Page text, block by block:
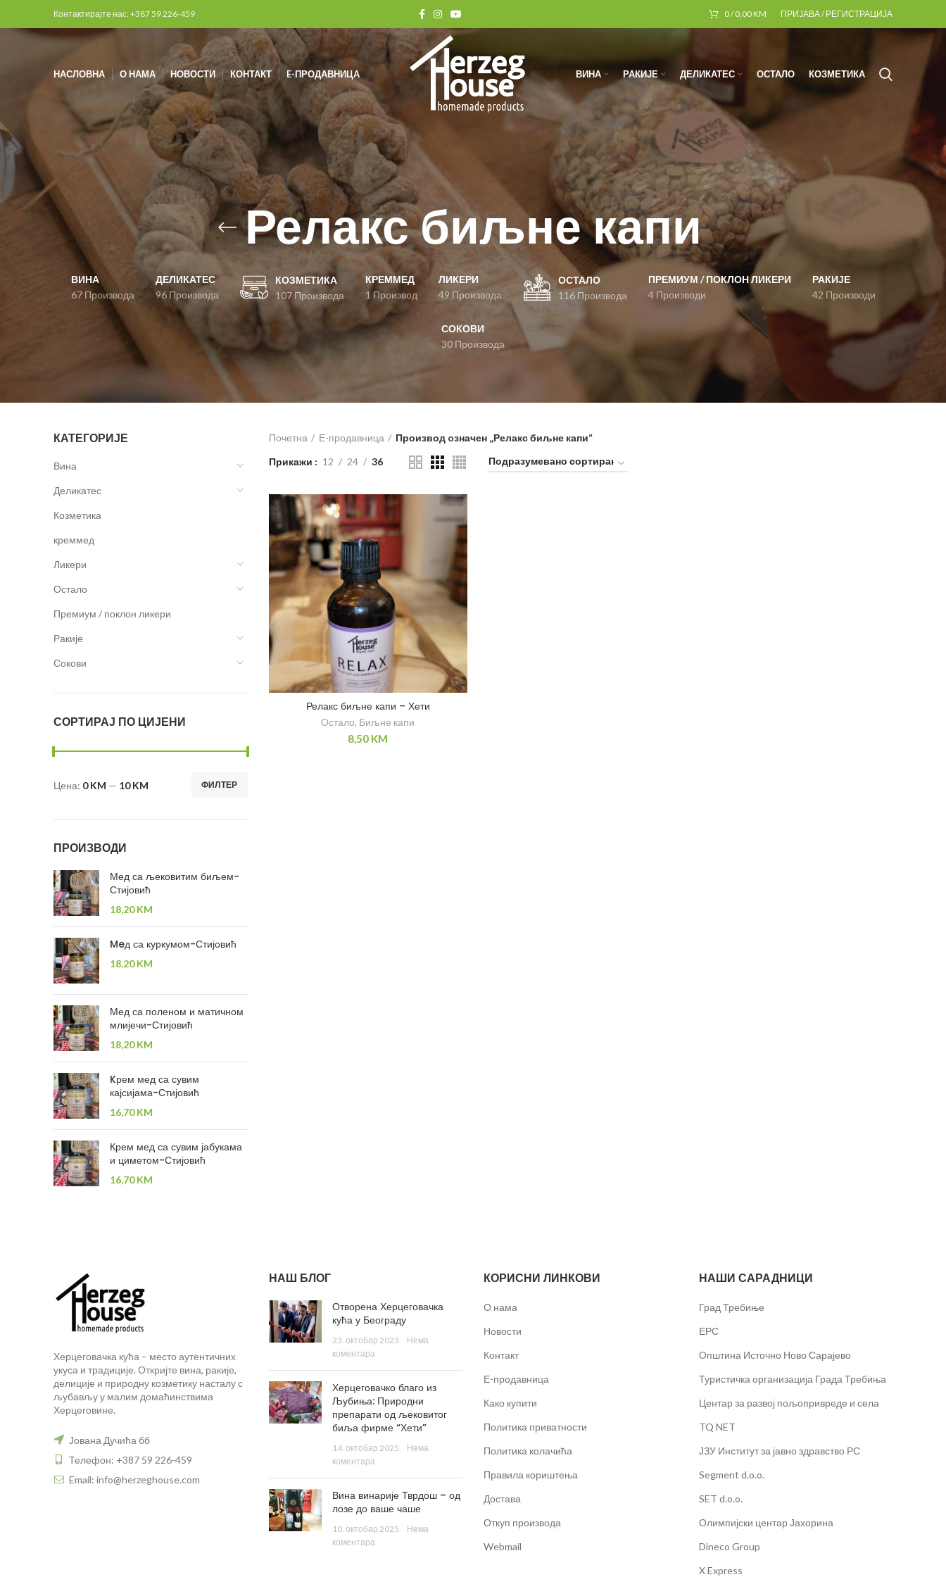
Контактирајте нас: +387 59 226-459 0/ 0,00KM ПРИЈАВА / РЕГИСТРАЦИЈА
НАСЛОВНА О НАМА НОВОСТИ КОНТАКТ E-ПРОДАВНИЦА ВИНА РАКИЈЕ ДЕЛИКАТЕС ОСТАЛО КОЗМЕТИКА
Релакс биљне капи
ВИНА
67 Производа
ДЕЛИКАТЕС
96 Производа
КОЗМЕТИКА
107 Производа
КРЕММЕД
1 Производ
ЛИКЕРИ
49 Производа
ОСТАЛО
116 Производа
ПРЕМИУМ / ПОКЛОН ЛИКЕРИ
4 Производи
РАКИЈЕ
42 Производи
СОКОВИ
30 Производа
КАТЕГОРИЈЕ
Вина
Деликатес
Козметика
креммед
Ликери
Остало
Премиум / поклон ликери
Ракије
Сокови
СОРТИРАЈ ПО ЦИЈЕНИ
ФИЛТЕР
Цена: 0 KM — 10 KM
ПРОИЗВОДИ
Мед са љековитим биљем-
Стијовић
18,20KM
Meд са куркумом-Стијовић
18,20KM
Мед са поленом и матичном
млијечи-Стијовић
18,20KM
Kрем мед са сувим
кајсијама-Стијовић
16,70KM
Крем мед са сувим јабукама
и циметом-Стијовић
16,70KM
Почетна Е-продавница
Производ oзначен „Релакс биљне капи“
Прикажи
12 24 36
Релакс биљне капи – Хети
Остало, Биљне капи
8,50 KM
Херцеговачка кућа – место аутентичних
укуса и традиције. Откријте вина, ракије,
делиције и природну козметику насталу с
љубављу у малим домаћинствима
Херцеговине.
Јована Дучића бб
Телефон: +387 59 226-459
Email: info@herzeghouse.com
НАШ БЛОГ
Отворена Херцеговачка
кућа у Београду
23. октобар 2023.
Нема
коментара
Херцеговачко благо из
Љубиња: Природни
препарати од љековитог
биља фирме “Хети”
14. октобар 2025.
Нема
коментара
Вина винарије Тврдош – од
лозе до ваше чаше
10. октобар 2025.
Нема
коментара
КОРИСНИ ЛИНКОВИ
О нама
Новости
Контакт
Е-продавница
Како купити
Политика приватности
Политика колачића
Правила кориштења
Достава
Откуп производа
Webmail
НАШИ САРАДНИЦИ
Град Требиње
ЕРС
Општина Источно Ново Сарајево
Туристичка организација Града Требиња
Центар за развој пољопривреде и села
TQ NET
ЈЗУ Институт за јавно здравство РС
Segment d.o.o.
SET d.o.o.
Олимпијски центар Јахорина
Dineco Group
X Express